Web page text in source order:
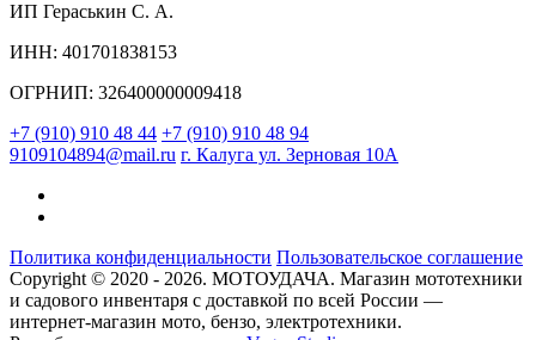
ИП Гераськин С. А.
ИНН: 401701838153
ОГРНИП: 326400000009418
+7 (910) 910 48 44 +7 (910) 910 48 94
9109104894@mail.ru г. Калуга ул. Зерновая 10А
Политика конфиденциальности Пользовательское соглашение
Copyright © 2020 - 2026. МОТОУДАЧА. Магазин мототехники
и садового инвентаря с доставкой по всей России —
интернет-магазин мото, бензо, электротехники.